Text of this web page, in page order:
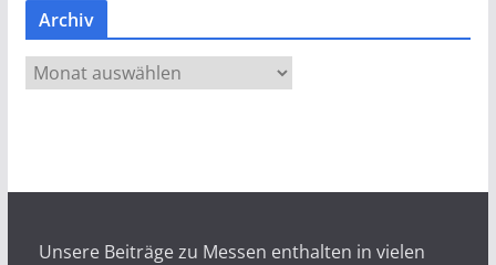
Archiv
r
Unsere Beiträge zu Messen enthalten in vielen